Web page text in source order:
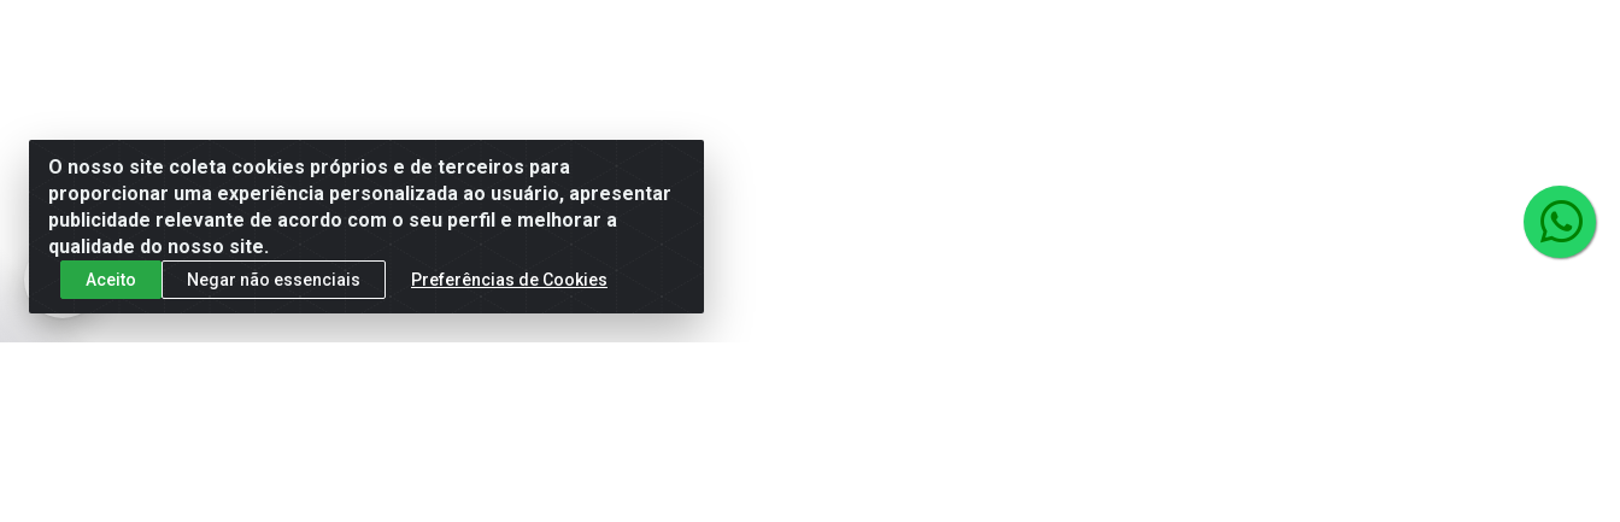
O nosso site coleta cookies próprios e de terceiros para
proporcionar uma experiência personalizada ao usuário, apresentar
publicidade relevante de acordo com o seu perfil e melhorar a
qualidade do nosso site.
Aceito Negar não essenciais Preferências de Cookies